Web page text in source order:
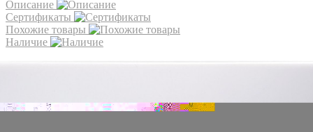
Описание
Сертификаты
Похожие товары
Наличие